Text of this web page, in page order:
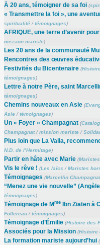
À 20 ans, témoigner de sa foi (
« Transmettre la foi », une
spiritualité/témoignages)
AFRIQUE, une terre d’avenir
mission mariste)
Les 20 ans de la communauté
Rencontres des œuvres
Festivités du Bicentenaire (
témoignages)
Lettre à notre Père, saint
témoignages)
Chemins nouveaux en Asie (
Asie/témoignages)
Un « Foyer » Champagnat (
Champagnat/mission mariste/
Plus loin que La Valla,
N.D. de l’Hermitage)
Partir en hâte avec Marie (
Vis le rêve ! (Les laïcs /Maristes
Témoignages (Marcellin Champagnat
“Menez une vie nouvelle”
témoignages)
Témoignage de MmeIbn Ziaten à
Follereau/témoignages)
Témoignage d’Émilie (Histoire des
Associés pour la Mission (Histoire
La formation mariste aujourd’hui (